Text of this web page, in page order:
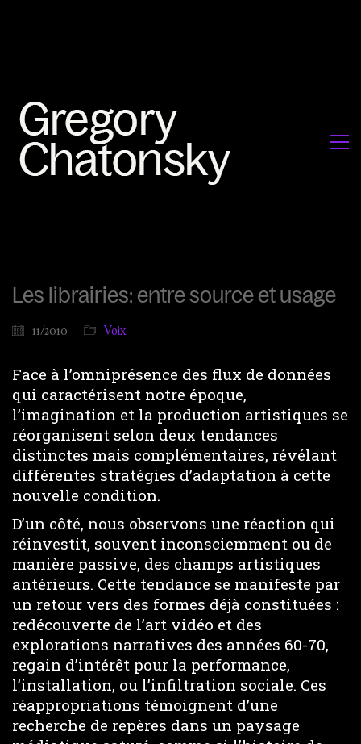
Les librairies: entre source et usage
11/2010 Voix
Face à l’omniprésence des flux de données
qui caractérisent notre époque,
l’imagination et la production artistiques se
réorganisent selon deux tendances
distinctes mais complémentaires, révélant
différentes stratégies d’adaptation à cette
nouvelle condition.
D’un côté, nous observons une réaction qui
réinvestit, souvent inconsciemment ou de
manière passive, des champs artistiques
antérieurs. Cette tendance se manifeste par
un retour vers des formes déjà constituées :
redécouverte de l’art vidéo et des
explorations narratives des années 60-70,
regain d’intérêt pour la performance,
l’installation, ou l’infiltration sociale. Ces
réappropriations témoignent d’une
recherche de repères dans un paysage